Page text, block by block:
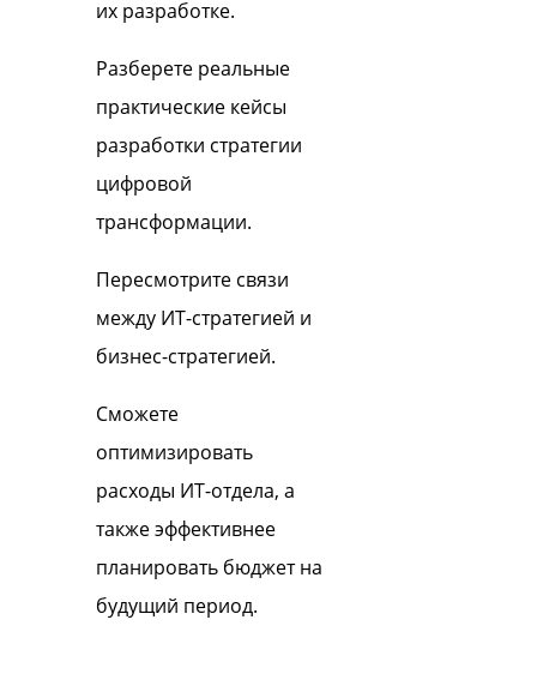
их разработке.
Разберете реальные
практические кейсы
разработки стратегии
цифровой
трансформации.
Пересмотрите связи
между ИТ-стратегией и
бизнес-стратегией.
Сможете
оптимизировать
расходы ИТ-отдела, а
также эффективнее
планировать бюджет на
будущий период.